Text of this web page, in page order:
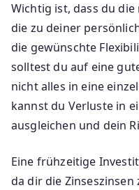
Wichtig ist, dass du
die zu deiner
die gewünschte
solltest du auf eine
nicht alles in eine
kannst du Verluste in
ausgleichen und dein
Eine frühzeitige
da dir die